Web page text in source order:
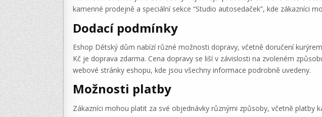
kamenné prodejně a speciální sekce “Studio autosedaček”, kde zákazníci
Dodací podmínky
Eshop Dětský dům nabízí různé možnosti dopravy, včetně doručení
Kč je doprava zdarma. Cena dopravy se liší v závislosti na zvoleném
webové stránky eshopu, kde jsou všechny informace podrobně uvedeny.
Možnosti platby
Zákazníci mohou platit za své objednávky různými způsoby, včetně